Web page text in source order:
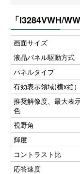
「I3284VWH/
画面サイズ
液晶パネル駆動方式
パネルタイプ
有効表示領域(横x縦）
推奨解像度、最大表
色
視野角
輝度
コントラスト比
応答速度